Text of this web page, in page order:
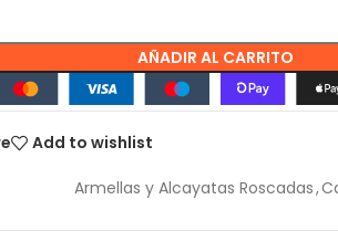
AÑADIR AL CARRITO
Add to wishlist
Armellas y Alcayatas Roscadas,